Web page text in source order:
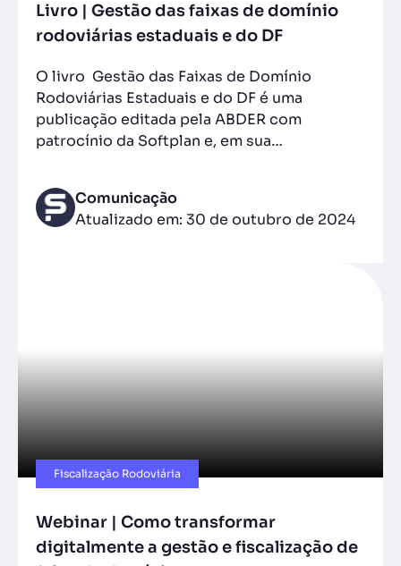
Livro | Gestão das faixas de domínio
rodoviárias estaduais e do DF
O livro Gestão das Faixas de Domínio
Rodoviárias Estaduais e do DF é uma
publicação editada pela ABDER com
patrocínio da Softplan e, em sua…
Comunicação
Atualizado em: 30 de outubro de 2024
Fiscalização Rodoviária
Webinar | Como transformar
digitalmente a gestão e fiscalização de